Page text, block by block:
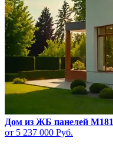
Дом из ЖБ панелей M181
от 5 237 000 Руб.